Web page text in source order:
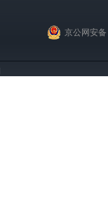
京公网安